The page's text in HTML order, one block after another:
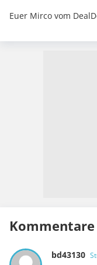
Euer Mirco vom
Kommentare
bd43130